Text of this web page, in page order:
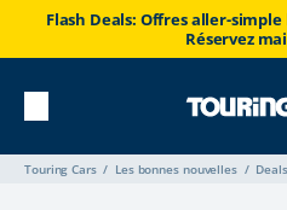
Flash Deals: Offres aller-
Réservez
Touring Cars Les bonnes nouvelles